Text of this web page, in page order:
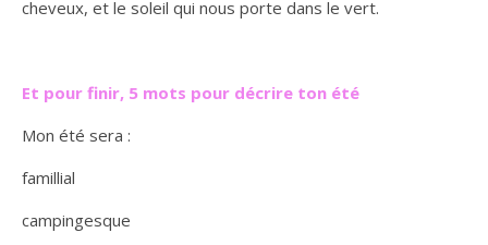
cheveux, et le soleil qui nous porte dans le vert.
Et pour finir, 5 mots pour décrire ton été
Mon été sera :
famillial
campingesque